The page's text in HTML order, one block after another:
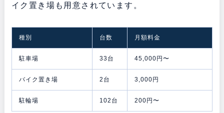
イク置き場も用意されています。
種別 台数 月額料金
駐車場 33台 45,000円〜
バイク置き場 2台 3,000円
駐輪場 102台 200円〜